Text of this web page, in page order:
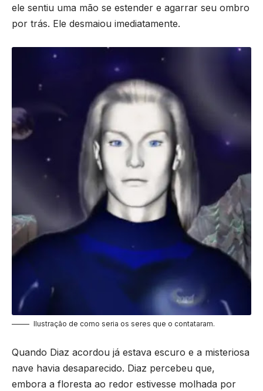
ele sentiu uma mão se estender e agarrar seu ombro
por trás. Ele desmaiou imediatamente.
Ilustração de como seria os seres que o contataram.
Quando Diaz acordou já estava escuro e a misteriosa
nave havia desaparecido. Diaz percebeu que,
embora a floresta ao redor estivesse molhada por